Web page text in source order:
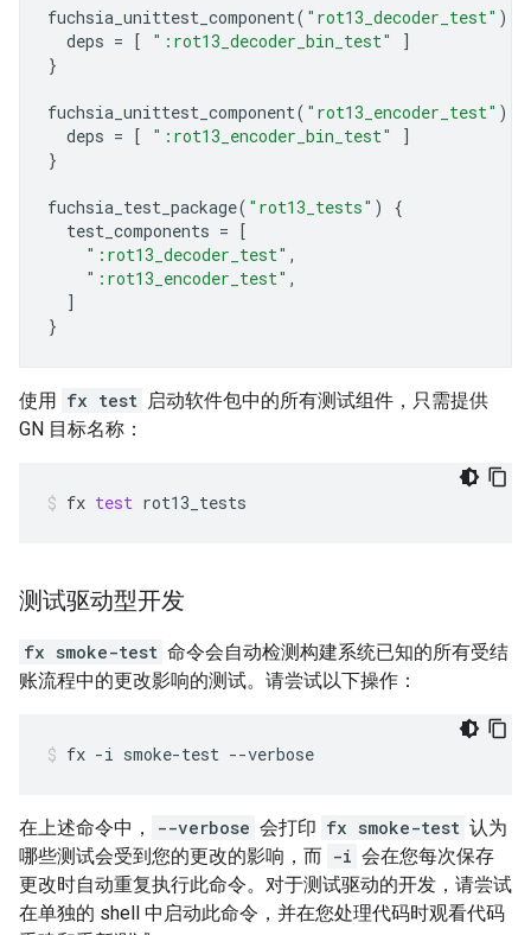
fuchsia_unittest_component( "rot13_decoder_test" )
deps = [ ":rot13_decoder_bin_test"
]
}
fuchsia_unittest_component( "rot13_encoder_test" )
deps = [ ":rot13_encoder_bin_test"
]
}
fuchsia_test_package( "rot13_tests" )
{
test_components = [
":rot13_decoder_test" ,
":rot13_encoder_test" ,
]
}
使用 fx test 启动软件包中的所有测试组件，只需提供
GN 目标名称：
fx test rot13_tests
测试驱动型开发
fx smoke-test 命令会自动检测构建系统已知的所有受结
账流程中的更改影响的测试。请尝试以下操作：
fx -i smoke-test --verbose
在上述命令中， --verbose 会打印 fx smoke-test 认为
哪些测试会受到您的更改的影响，而 -i 会在您每次保存
更改时自动重复执行此命令。对于测试驱动的开发，请尝试
在单独的 shell 中启动此命令，并在您处理代码时观看代码